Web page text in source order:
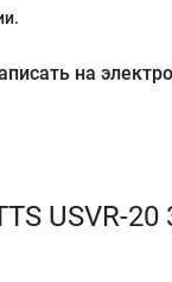
на
USVR-